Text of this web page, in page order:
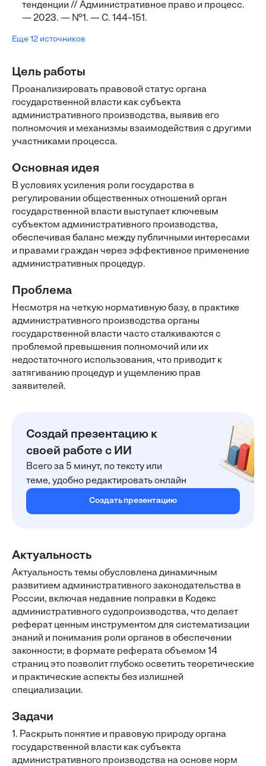
тенденции // Административное право и процесс.
— 2023. — №1. — С. 144–151.
Еще 12 источников
Цель работы
Проанализировать правовой статус органа
государственной власти как субъекта
административного производства, выявив его
полномочия и механизмы взаимодействия с другими
участниками процесса.
Основная идея
В условиях усиления роли государства в
регулировании общественных отношений орган
государственной власти выступает ключевым
субъектом административного производства,
обеспечивая баланс между публичными интересами
и правами граждан через эффективное применение
административных процедур.
Проблема
Несмотря на четкую нормативную базу, в практике
административного производства органы
государственной власти часто сталкиваются с
проблемой превышения полномочий или их
недостаточного использования, что приводит к
затягиванию процедур и ущемлению прав
заявителей.
Создай презентацию к
своей работе с ИИ
Всего за 5 минут, по тексту или
теме, удобно редактировать онлайн
Создать презентацию
Актуальность
Актуальность темы обусловлена динамичным
развитием административного законодательства в
России, включая недавние поправки в Кодекс
административного судопроизводства, что делает
реферат ценным инструментом для систематизации
знаний и понимания роли органов в обеспечении
законности; в формате реферата объемом 14
страниц это позволит глубоко осветить теоретические
и практические аспекты без излишней
специализации.
Задачи
1. Раскрыть понятие и правовую природу органа
государственной власти как субъекта
административного производства на основе норм